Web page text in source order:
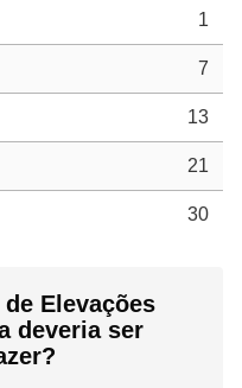
1
7
13
21
30
Elevações
deveria ser